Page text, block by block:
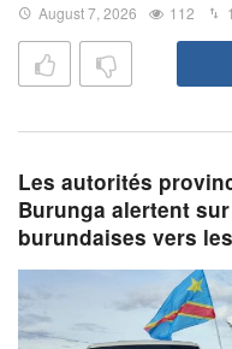
August 7, 2026 112 1
Les autorités
Burunga alertent
burundaises vers